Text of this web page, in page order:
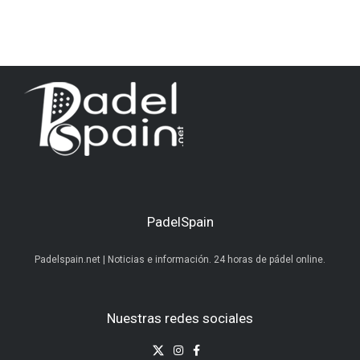
PadelSpain
Padelspain.net | Noticias e información. 24 horas de pádel online.
Nuestras redes sociales